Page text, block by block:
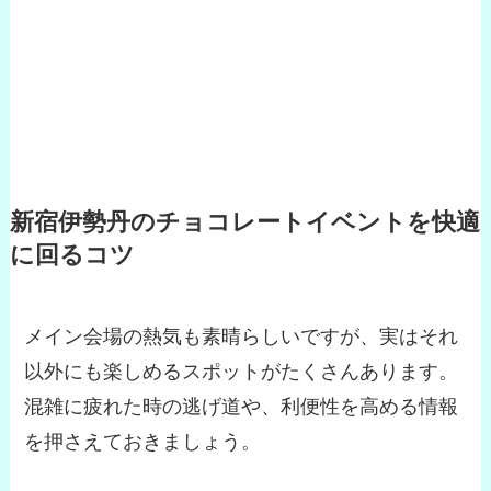
新宿伊勢丹のチョコレートイベントを快適
に回るコツ
メイン会場の熱気も素晴らしいですが、実はそれ
以外にも楽しめるスポットがたくさんあります。
混雑に疲れた時の逃げ道や、利便性を高める情報
を押さえておきましょう。